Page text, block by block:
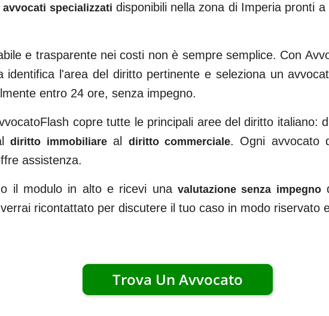
avvocati specializzati disponibili nella zona di Imperia pronti a
e trasparente nei costi non è sempre semplice. Con
identifica l'area del diritto pertinente e seleziona un
entro 24 ore, senza impegno.
copre tutte le principali aree del diritto italiano:
diritto immobiliareal diritto commerciale. Ogni avvocato
assistenza.
il modulo in alto e ricevi una valutazione senza impegno
ricontattato per discutere il tuo caso in modo riservato
Trova Un Avvocato